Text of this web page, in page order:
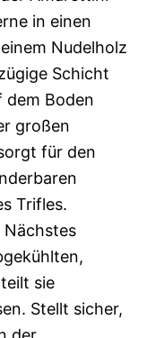
in einen
Nudelholz
Schicht
dem Boden
großen
für den
Trifles.
Nächstes
sie
Stellt sicher,